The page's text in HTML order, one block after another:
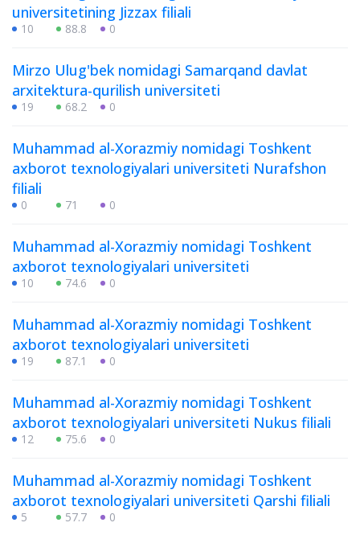
universitetining Jizzax filiali
10 88.8 0
Mirzo Ulug'bek nomidagi Samarqand davlat
arxitektura-qurilish universiteti
19 68.2 0
Muhammad al-Xorazmiy nomidagi Toshkent
axborot texnologiyalari universiteti Nurafshon
filiali
0 71 0
Muhammad al-Xorazmiy nomidagi Toshkent
axborot texnologiyalari universiteti
10 74.6 0
Muhammad al-Xorazmiy nomidagi Toshkent
axborot texnologiyalari universiteti
19 87.1 0
Muhammad al-Xorazmiy nomidagi Toshkent
axborot texnologiyalari universiteti Nukus filiali
12 75.6 0
Muhammad al-Xorazmiy nomidagi Toshkent
axborot texnologiyalari universiteti Qarshi filiali
5 57.7 0